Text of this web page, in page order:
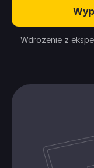
Wdrożenie z